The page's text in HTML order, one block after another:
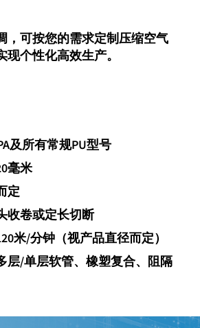
，可按您的需求定制压缩空气
现个性化高效生产。
及所有常规PU型号
毫米
定
收卷或定长切断
米/分钟（视产品直径而定）
层/单层软管、橡塑复合、阻隔